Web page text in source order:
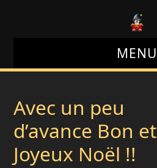
MENU
LE SITE
LE FORUM
Avec un peu
d’avance Bon et
Joyeux Noël !!